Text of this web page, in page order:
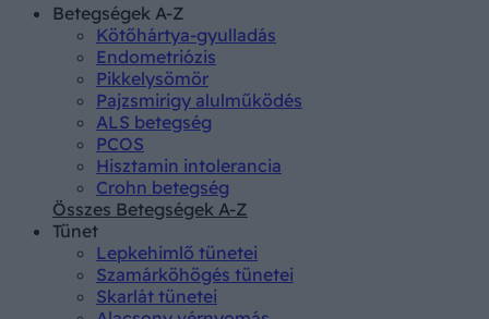
Betegségek A-Z
Kötőhártya-gyulladás
Endometriózis
Pikkelysömör
Pajzsmirigy alulműködés
ALS betegség
PCOS
Hisztamin intolerancia
Crohn betegség
Összes Betegségek A-Z
Tünet
Lepkehimlő tünetei
Szamárköhögés tünetei
Skarlát tünetei